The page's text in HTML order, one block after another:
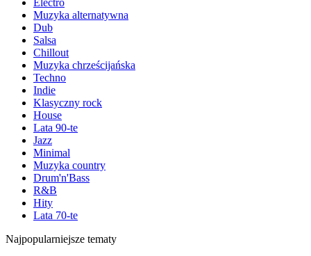
Electro
Muzyka alternatywna
Dub
Salsa
Chillout
Muzyka chrześcijańska
Techno
Indie
Klasyczny rock
House
Lata 90-te
Jazz
Minimal
Muzyka country
Drum'n'Bass
R&B
Hity
Lata 70-te
Najpopularniejsze tematy